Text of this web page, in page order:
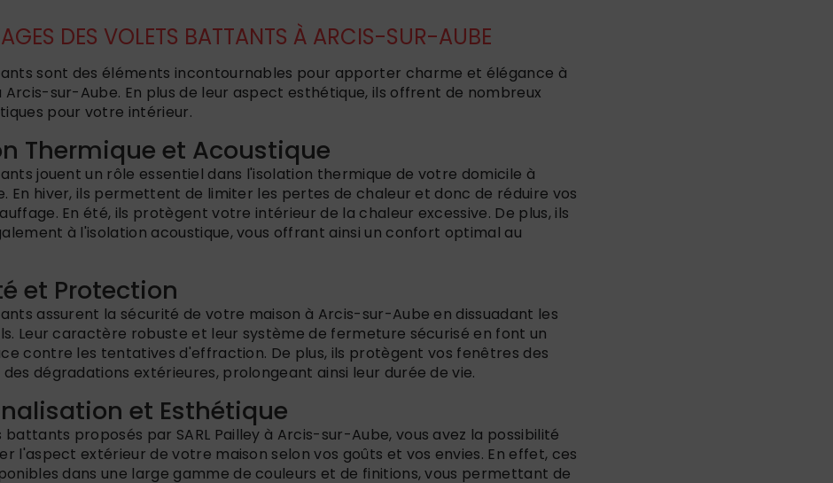
DES VOLETS BATTANTS À ARCIS-SUR-AUBE
sont des éléments incontournables pour apporter charme et élégance à
sur-Aube. En plus de leur aspect esthétique, ils offrent de nombreux
pour votre intérieur.
Thermique et Acoustique
jouent un rôle essentiel dans l'isolation thermique de votre domicile à
En hiver, ils permettent de limiter les pertes de chaleur et donc de réduire vos
En été, ils protègent votre intérieur de la chaleur excessive. De plus, ils
à l'isolation acoustique, vous offrant ainsi un confort optimal au
et Protection
assurent la sécurité de votre maison à Arcis-sur-Aube en dissuadant les
Leur caractère robuste et leur système de fermeture sécurisé en font un
contre les tentatives d'effraction. De plus, ils protègent vos fenêtres des
dégradations extérieures, prolongeant ainsi leur durée de vie.
et Esthétique
battants proposés par SARL Pailley à Arcis-sur-Aube, vous avez la possibilité
l'aspect extérieur de votre maison selon vos goûts et vos envies. En effet, ces
dans une large gamme de couleurs et de finitions, vous permettant de